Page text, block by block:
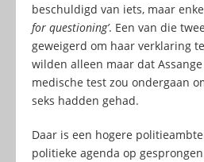
beschuldigd van iets, maar
for questioning’. Een van die
geweigerd om haar verklaring
wilden alleen maar dat
medische test zou ondergaan
seks hadden gehad.
Daar is een hogere
politieke agenda op